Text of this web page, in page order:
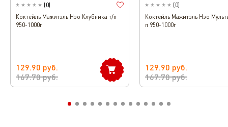
(0)
Коктейль Мажитэль Нэо Клубника т/п
950-1000г
129.90 руб.
167.70руб.
(0)
Коктейль Мажитэль Нэо
п 950-1000г
129.90 руб.
167.70руб.